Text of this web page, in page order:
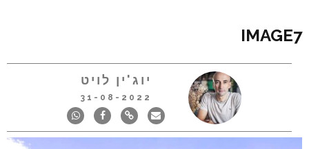
IMAGE7
יוג'ין לויט
31-08-2022